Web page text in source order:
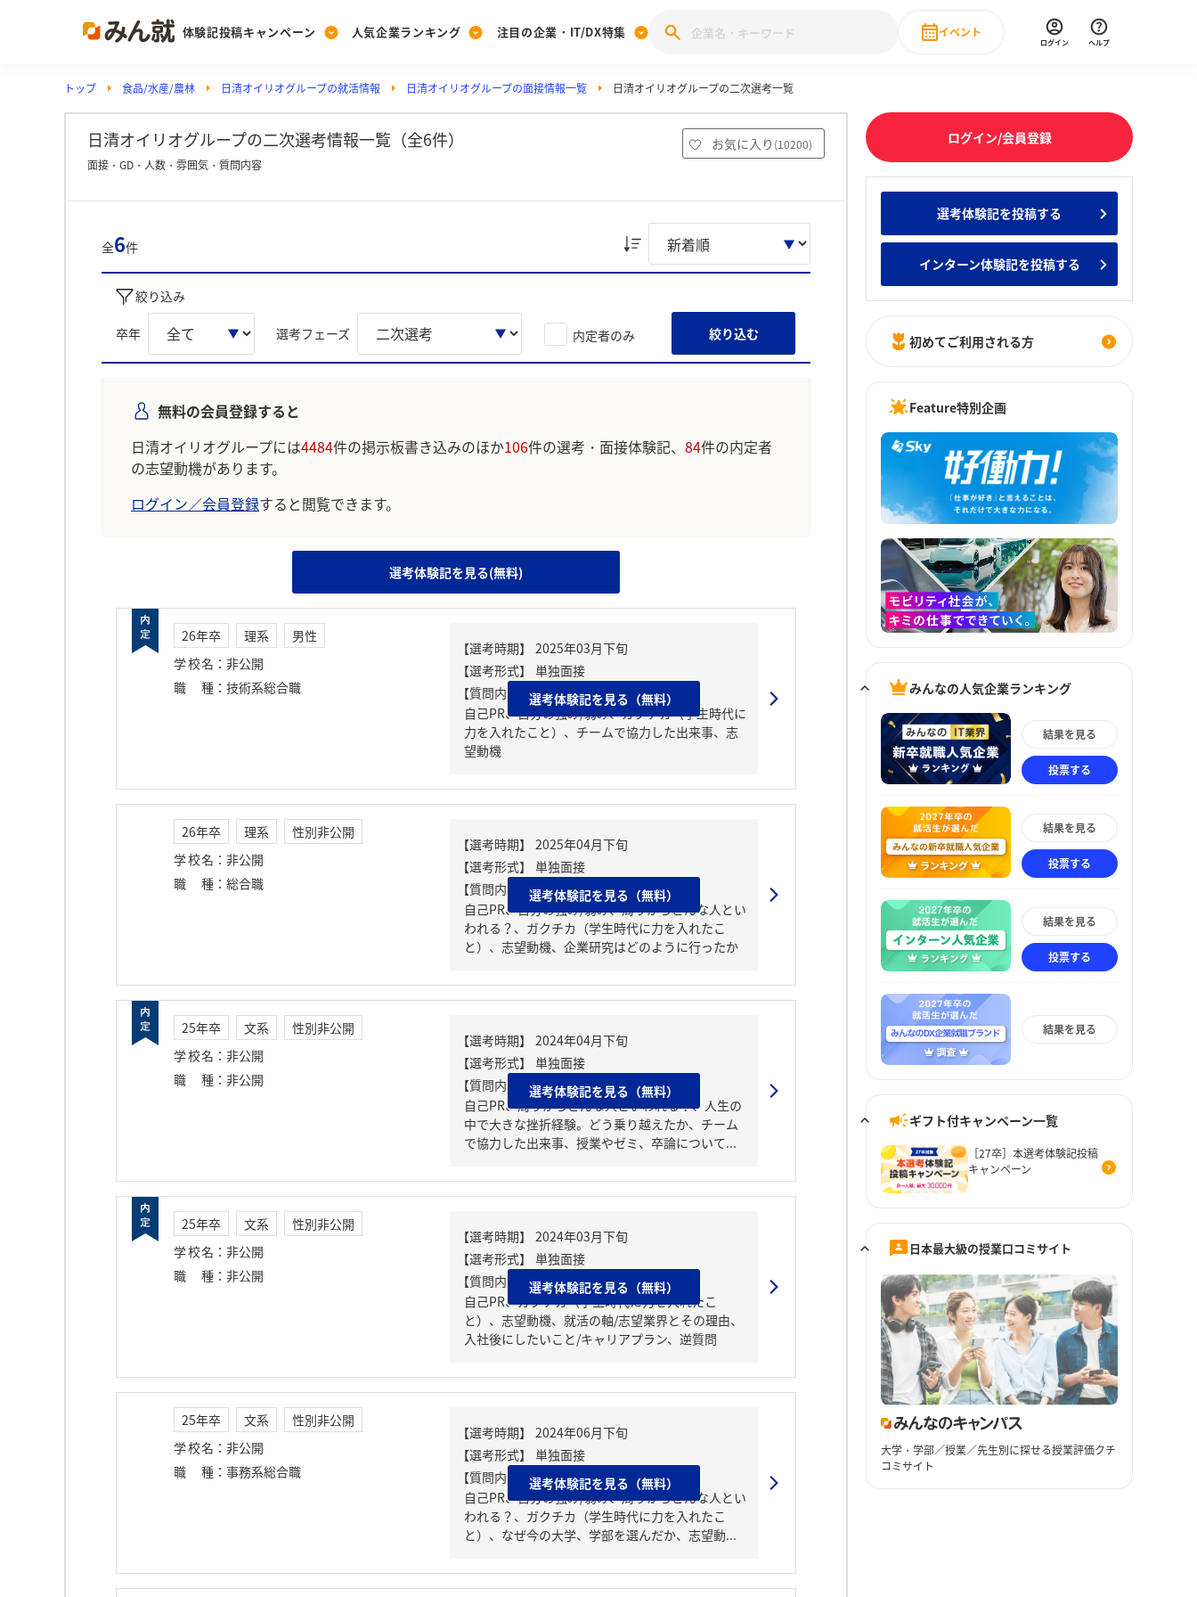
体験記投稿キャンペーン
Post
投稿する
[27卒] 本選考体験記投稿キャンペーン
人気企業ランキング
Ranking
ランキングを見る
Vote みんなの新卒就職人気企業ランキング みんなのインターン人気企業ランキ
注目の企業・IT/DX特集
PickUp
注目の企業特集
28卒 IT・DX現場社員インタビュー
イベント
直近のイベント一覧
ログイン ヘルプ
トップ 食品/水産/農林 日清オイリオグループの就活情報 日清オイリオグループの面接情報一覧 日清オイリオグループの二次選考一覧
日清オイリオグループの二次選考情報一覧（全6件） お気に入り (10200)
面接・GD・人数・雰囲気・質問内容
全6件
絞り込み
卒年 選考フェーズ 内定者のみ 絞り込む
無料の会員登録すると
日清オイリオグループには4484件の掲示板書き込みのほか106件の選考・面接体験記、 84件の内定者
の志望動機があります。
ログイン／会員登録すると閲覧できます。
選考体験記を見る(無料)
26年卒 理系
男性
学校名 ： 非公開
職種 ： 技術系総合職
【質問内容・課題】
自己PR、自分の強み/弱み、ガクチカ（学生時代に
力を入れたこと）、チームで協力した出来事、志
望動機
選考体験記を見る（無料）
26年卒 理系
性別非公開
学校名 ： 非公開
職種 ： 総合職
【質問内容・課題】
自己PR、自分の強み/弱み、周りからどんな人とい
われる？、ガクチカ（学生時代に力を入れたこ
と）、志望動機、企業研究はどのように行ったか
選考体験記を見る（無料）
25年卒 文系
性別非公開
学校名 ： 非公開
職種 ： 非公開
【質問内容・課題】
自己PR、周りからどんな人といわれる？、人生の
中で大きな挫折経験。どう乗り越えたか、チーム
で協力した出来事、授業やゼミ、卒論について...
選考体験記を見る（無料）
25年卒 文系
性別非公開
学校名 ： 非公開
職種 ： 非公開
【質問内容・課題】
自己PR、ガクチカ（学生時代に力を入れたこ
と）、志望動機、就活の軸/志望業界とその理由、
入社後にしたいこと/キャリアプラン、逆質問
選考体験記を見る（無料）
25年卒 文系
性別非公開
学校名 ： 非公開
職種 ： 事務系総合職
【質問内容・課題】
自己PR、自分の強み/弱み、周りからどんな人とい
われる？、ガクチカ（学生時代に力を入れたこ
と）、なぜ今の大学、学部を選んだか、志望動...
選考体験記を見る（無料）
ログイン/会員登録
選考体験記を投稿する
インターン体験記を投稿する
初めてご利用される方
Feature特別企画
みんなの人気企業ランキング
結果を見る
投票する
結果を見る
投票する
結果を見る
投票する
結果を見る
ギフト付キャンペーン一覧
［27卒］本選考体験記投稿
キャンペーン
日本最大級の授業口コミサイト
大学・学部／授業／先生別に探せる授業評価クチ
コミサイト